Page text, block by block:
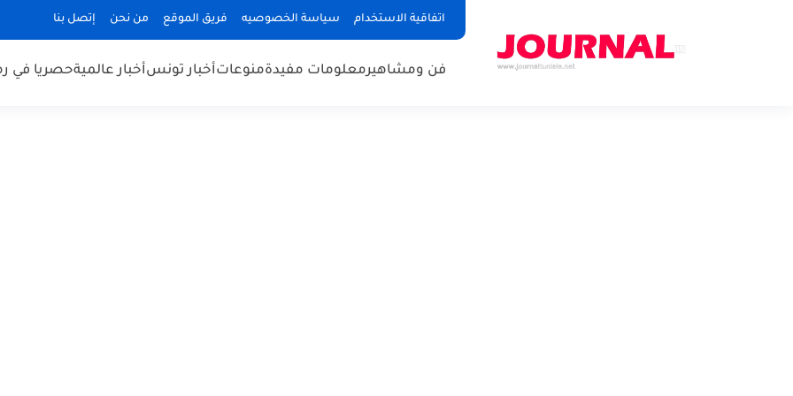
اتفاقية الاستخدام سياسة الخصوصيه فريق الموقع من نحن إتصل بنا
فن ومشاهيرمعلومات مفيدةمنوعاتأخبار تونسأخبار عالميةحصريا في